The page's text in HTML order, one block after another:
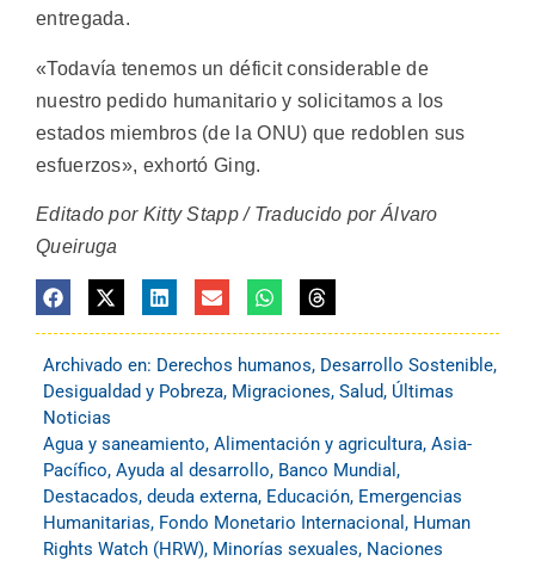
entregada.
«Todavía tenemos un déficit considerable de
nuestro pedido humanitario y solicitamos a los
estados miembros (de la ONU) que redoblen sus
esfuerzos», exhortó Ging.
Editado por Kitty Stapp / Traducido por Álvaro
Queiruga
Archivado en: Derechos humanos, Desarrollo Sostenible,
Desigualdad y Pobreza, Migraciones, Salud, Últimas
Noticias
Agua y saneamiento, Alimentación y agricultura, Asia-
Pacífico, Ayuda al desarrollo, Banco Mundial ,
Destacados, deuda externa, Educación, Emergencias
Humanitarias, Fondo Monetario Internacional , Human
Rights Watch (HRW), Minorías sexuales, Naciones